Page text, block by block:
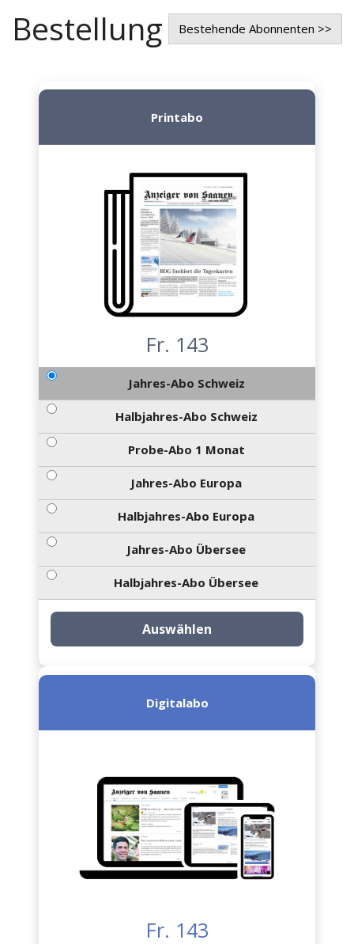
Bestellung Bestehende Abonnenten >>
Printabo
Fr. 143
Jahres-Abo Schweiz
Halbjahres-Abo Schweiz
Probe-Abo 1 Monat
Jahres-Abo Europa
Halbjahres-Abo Europa
Jahres-Abo Übersee
Halbjahres-Abo Übersee
Auswählen
Digitalabo
Fr. 143